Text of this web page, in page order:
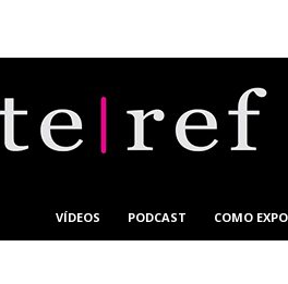
VÍDEOS PODCAST COMO